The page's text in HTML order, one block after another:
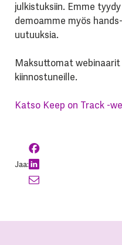
julkistuksiin. Emme
demoamme myös
uutuuksia.
Maksuttomat webinaarit
kiinnostuneille.
Katso Keep on Track -
Jaa: